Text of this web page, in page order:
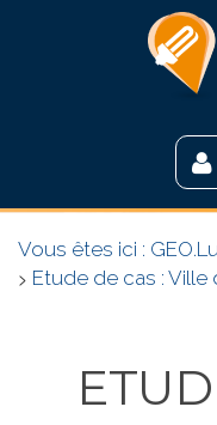
Vous êtes ici :
> Etude de cas :